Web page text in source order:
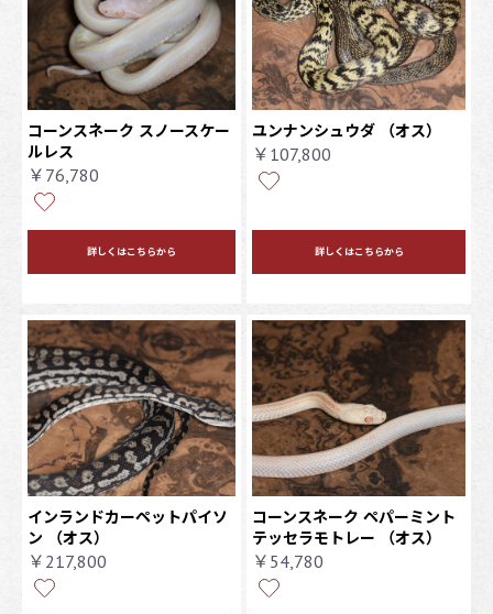
コーンスネーク スノースケー
ルレス
￥76,780
詳しくはこちらから
ユンナンシュウダ （オス）
￥107,800
詳しくはこちらから
インランドカーペットパイソ
ン
（オス）
￥217,800
コーンスネーク ペパーミント
テッセラモトレー
（オス）
￥54,780